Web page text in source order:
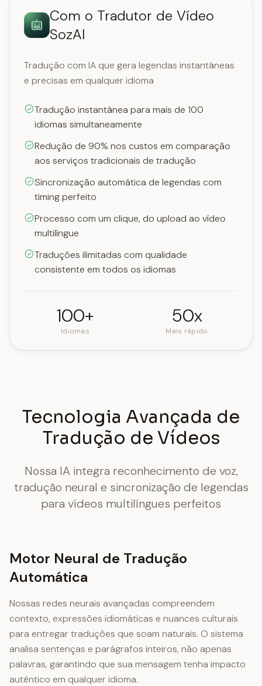
Com o Tradutor de Vídeo
SozAI
Tradução com IA que gera legendas instantâneas
e precisas em qualquer idioma
Tradução instantânea para mais de 100
idiomas simultaneamente
Redução de 90% nos custos em comparação
aos serviços tradicionais de tradução
Sincronização automática de legendas com
timing perfeito
Processo com um clique, do upload ao vídeo
multilíngue
Traduções ilimitadas com qualidade
consistente em todos os idiomas
100+
Idiomas
50x
Mais rápido
Tecnologia Avançada de
Tradução de Vídeos
Nossa IA integra reconhecimento de voz,
tradução neural e sincronização de legendas
para vídeos multilíngues perfeitos
Motor Neural de Tradução
Automática
Nossas redes neurais avançadas compreendem
contexto, expressões idiomáticas e nuances culturais
para entregar traduções que soam naturais. O sistema
analisa sentenças e parágrafos inteiros, não apenas
palavras, garantindo que sua mensagem tenha impacto
autêntico em qualquer idioma.